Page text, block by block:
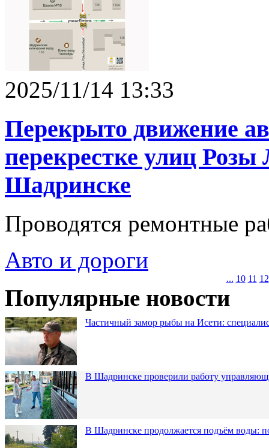
2025/11/14 13:33
Перекрыто движение
перекрестке улиц
Шадринске
Проводятся ремонтные
Авто и дороги
... 10 11 12
Популярные новости
Частичный замор рыбы на Исети:
В Шадринске проверили работу
В Шадринске продолжается подъём воды: